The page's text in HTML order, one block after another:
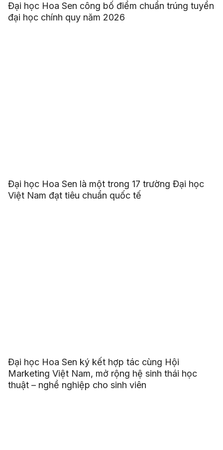
Đại học Hoa Sen công bố điểm chuẩn trúng tuyển
đại học chính quy năm 2026
Đại học Hoa Sen là một trong 17 trường Đại học
Việt Nam đạt tiêu chuẩn quốc tế
Đại học Hoa Sen ký kết hợp tác cùng Hội
Marketing Việt Nam, mở rộng hệ sinh thái học
thuật – nghề nghiệp cho sinh viên